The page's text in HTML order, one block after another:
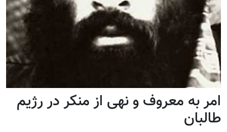
امر به معروف و نهی از منکر در رژيم
طالبان